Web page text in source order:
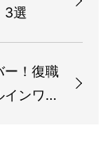
3選
ー！復職
インワ